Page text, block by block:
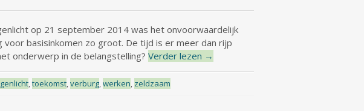
op 21 september 2014 was het onvoorwaardelijk
basisinkomen zo groot. De tijd is er meer dan rijp
onderwerp in de belangstelling? Verder lezen →
,toekomst,verburg,werken, zeldzaam